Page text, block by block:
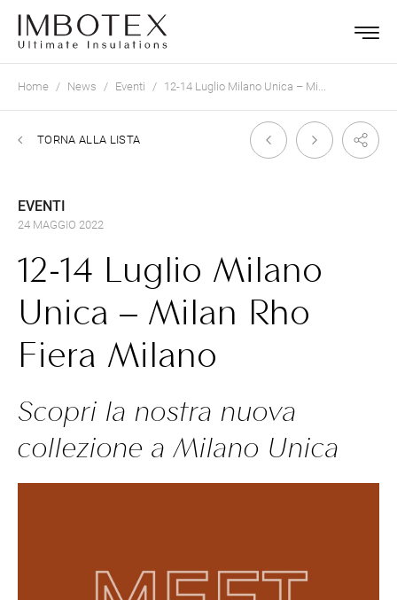
Home News Eventi 12-14 Luglio Milano Unica – Mi...
TORNA ALLA LISTA
EVENTI
24 MAGGIO 2022
12-14 Luglio Milano
Unica – Milan Rho
Fiera Milano
Scopri la nostra nuova
collezione a Milano Unica